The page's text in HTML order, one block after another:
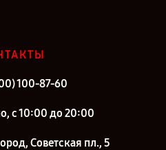
100-87-60
с 10:00 до 20:00
Советская пл., 5